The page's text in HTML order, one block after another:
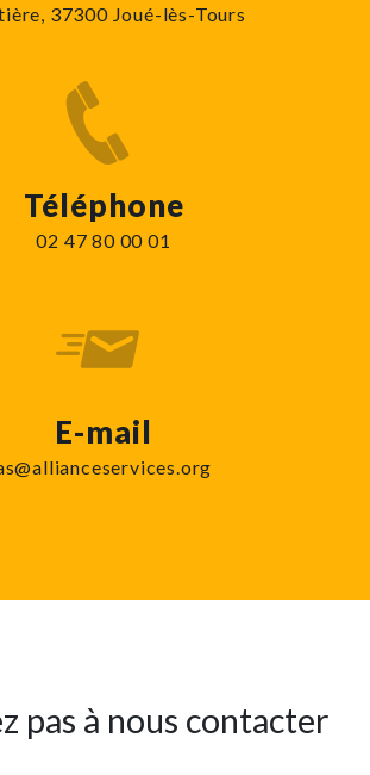
37300 Joué-lès-Tours
Téléphone
02 47 80 00 01
E-mail
pas à nous contacter